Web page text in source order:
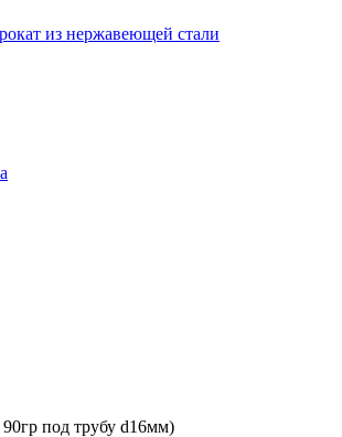
из нержавеющей стали
под трубу d16мм)